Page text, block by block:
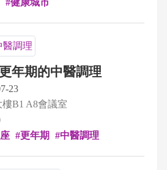
#健康城市
年期的中醫調理
23
B1 A8會議室
#更年期 #中醫調理